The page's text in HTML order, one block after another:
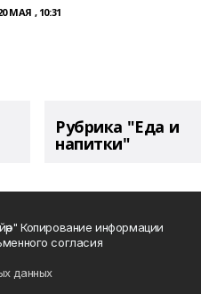
МАЯ , 10:31
Рубрика "Еда и
напитки"
Копирование информации
согласия
данных